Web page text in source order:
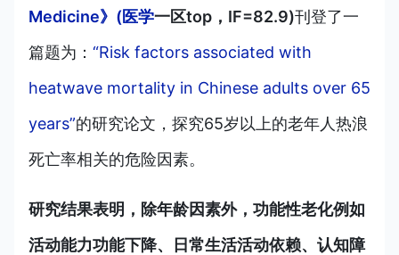
Medicine》(医学一区top，IF=82.9)刊登了一
篇题为： “Risk factors associated with
heatwave mortality in Chinese adults over 65
years”的研究论文，探究65岁以上的老年人热浪
死亡率相关的危险因素。
研究结果表明，除年龄因素外，功能性老化例如
活动能力功能下降、日常生活活动依赖、认知障